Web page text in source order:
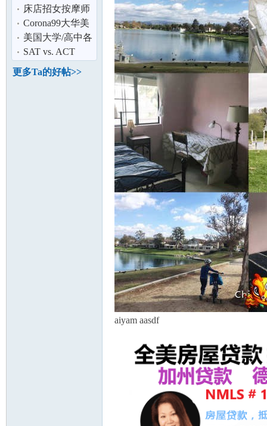
能面临牢狱之
所聘请有照按摩
师和诊所秘书
床店招女按摩师
大费高
Corona99大华美
食广场中餐厅地
板价转让$1.5
美国大学/高中各
类数学课程辅导
(以及SAT/AP
SAT vs. ACT
更多Ta的好帖>>
aiyam aasdf